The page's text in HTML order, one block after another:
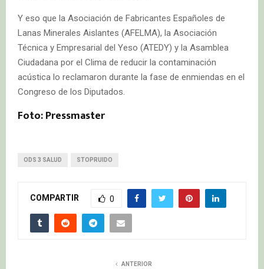
Y eso que la Asociación de Fabricantes Españoles de
Lanas Minerales Aislantes (AFELMA), la Asociación
Técnica y Empresarial del Yeso (ATEDY) y la Asamblea
Ciudadana por el Clima de reducir la contaminación
acústica lo reclamaron durante la fase de enmiendas en el
Congreso de los Diputados.
Foto: Pressmaster
ODS 3 SALUD STOPRUIDO
COMPARTIR 0
ANTERIOR